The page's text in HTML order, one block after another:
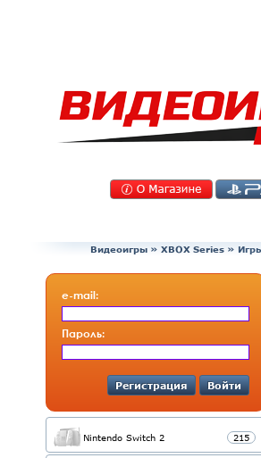
Видеоигры » XBOX Series »
e-mail:
Пароль:
Регистрация Войти
Nintendo Switch 2 215